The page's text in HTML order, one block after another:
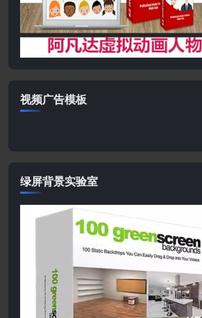
视频广告模板
绿屏背景实验室